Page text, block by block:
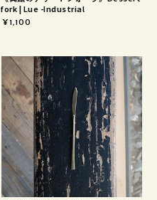
fork | Lue -Industrial
¥1,100